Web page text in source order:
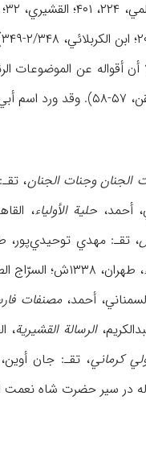
الجنان وجنات الجنان، تقـ:
حلیة الأولیاء، القاهرة، ۱۳۵۷هـ/۱۹۳۸م؛
، تقـ: مهدي توحیدي‌پور، طهران، ۱۳۳۶ش؛ الخواجه
، طهران، ۱۳۳۸ش؛ السرّاج الطوسي، عبدالله،
مصنفات
الرسالة القشیریة، القاهرة، ۱۳۷۹هـ/
کرماني، تقـ: جان أوین، طهران، ۱۳۶۱ش؛